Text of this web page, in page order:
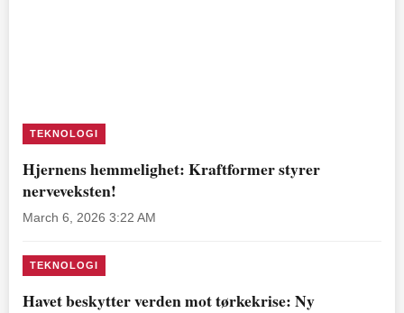
TEKNOLOGI
Hjernens hemmelighet: Kraftformer styrer
nerveveksten!
March 6, 2026 3:22 AM
TEKNOLOGI
Havet beskytter verden mot tørkekrise: Ny